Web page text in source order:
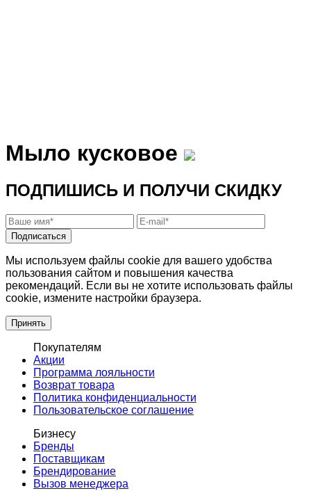
Мыло кусковое
ПОДПИШИСЬ И ПОЛУЧИ СКИДКУ
Подписаться
Мы используем файлы cookie для вашего удобства
пользования сайтом и повышения качества
рекомендаций. Если вы не хотите использовать файлы
cookie, измените настройки браузера.
Принять
Покупателям
Акции
Программа лояльности
Возврат товара
Политика конфиденциальности
Пользовательское соглашение
Бизнесу
Бренды
Поставщикам
Брендирование
Вызов менеджера